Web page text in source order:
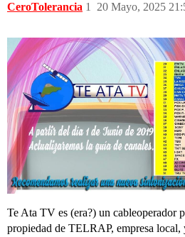
CeroTolerancia 20 Mayo, 2025
1
Te Ata TV es (era?) un cableoperador
propiedad de TELRAP, empresa